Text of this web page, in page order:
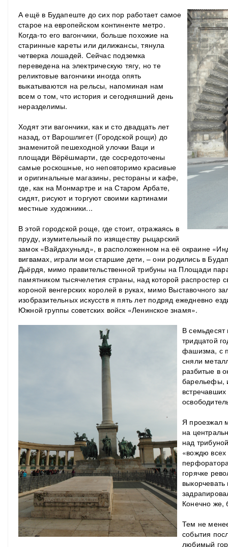
А ещё в Будапеште до сих пор работает самое
старое на европейском континенте метро.
Когда-то его вагончики, больше похожие на
старинные кареты или дилижансы, тянула
четверка лошадей. Сейчас подземка
переведена на электрическую тягу, но те
реликтовые вагончики иногда опять
выкатываются на рельсы, напоминая нам
всем о том, что история и сегодняшний день
неразделимы.
Ходят эти вагончики, как и сто двадцать лет
назад, от Варошлигет (Городской рощи) до
знаменитой пешеходной улочки Ваци и
площади Вёрёшмарти, где сосредоточены
самые роскошные, но неповторимо красивые
и оригинальные магазины, рестораны и кафе,
где, как на Монмартре и на Старом Арбате,
сидят, рисуют и торгуют своими картинами
местные художники...
В этой городской роще, где стоит, отражаясь в
пруду, изумительный по изяществу рыцарский
замок «Вайдахуньяд», в расположенном на её окраине
вигвамах, играли мои старшие дети, – они родились в
Дьёрдя, мимо правительственной трибуны на Площади
памятником тысячелетия страны, над которой распростер
короной венгерских королей в руках, мимо Выставочного
изобразительных искусств я пять лет подряд ежедневно
Южной группы советских войск «Ленинское знамя».
В семьдесят
тридцатой
фашизма, с
сняли
разбитые в
барельефы,
Я проезжал
на
над
«вождю
горячке
Конечно же,
Тем не
события
любимый